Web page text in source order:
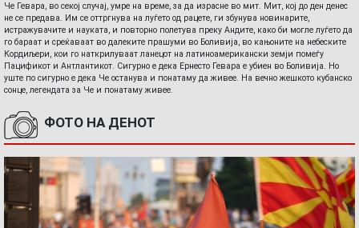
Че Гевара, во секој случај, умре на време, за да израсне во мит. Мит, кој до ден денес
не се предава. Им се оттргнува на луѓето од рацете, ги збунува новинарите,
истражувачите и науката, и повторно полетува преку Андите, како би могле луѓето да
го бараат и среќаваат во далеките прашуми во Боливија, во кањоните на небеските
Кордиљери, кои го наткрилуваат ланецот на латиноамерикански земји помеѓу
Пацификот и Антлантикот. Сигурно е дека Ернесто Гевара е убиен во Боливија. Но
уште по сигурно е дека Че останува и понатаму да живее. На вечно жешкото кубанско
сонце, легендата за Че и понатаму живее.
ФОТО НА ДЕНОТ